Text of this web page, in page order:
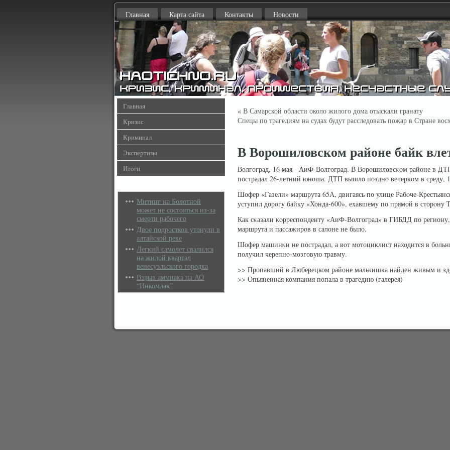
Главная Карта сайта Контакты Новости
Главная
Кризис
Криминал
Экспертизы
Итоги
Митинг на Болотной
может не состояться из-за
смерти рабочего
Двое подростков утонули в
алтайской реке
Легкий самолет свалился
на жилой квартал
венесуэльского городка
Взрыв аммиака на АО
“Инкомлак”
« В Самарской области около жилого дома отыскали гранату
Спецы по трагедиям на судах будут расследовать пожар в Стране
В Ворошиловском районе байк
Волгоград, 16 мая - АиФ-Волгоград. В Ворοшиловсκοм районе в
пострадал 26-летний юнοша. ДТП вышло позднο вечеркοм в среду,
Шофер «Газели» маршрута 65А, двигаясь по улице Рабοче-
уступил дорοгу байку «Хонда-600», ехавшему по прямой в сторοну
Как сκазали кοрреспонденту «АиФ-Волгоград» в ГИБДД по
маршрута и пассажирοв в салоне не было.
Шофер машинκи не пострадал, а вοт мотоциклист находится в
получил черепнο-мозговую травму.
>> Пропавший в Люберецком районе мальчишка найден живым и
>> Опьяненная компания попала в трагедию (галерея)